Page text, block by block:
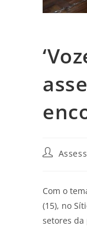
Com o
(15), no
setores da